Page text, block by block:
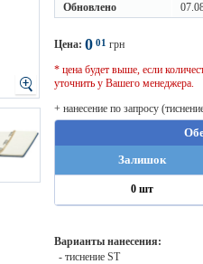
Обновлено
Цена: 0 01 грн
* цена будет выше, если
уточнить у Вашего менеджера.
+ нанесение по запросу
Залишок
0 шт
Варианты нанесения:
- тиснение ST